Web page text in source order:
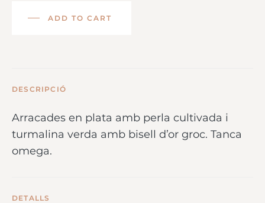
ADD TO CART
DESCRIPCIÓ
Arracades en plata amb perla cultivada i
turmalina verda amb bisell d’or groc. Tanca
omega.
DETALLS